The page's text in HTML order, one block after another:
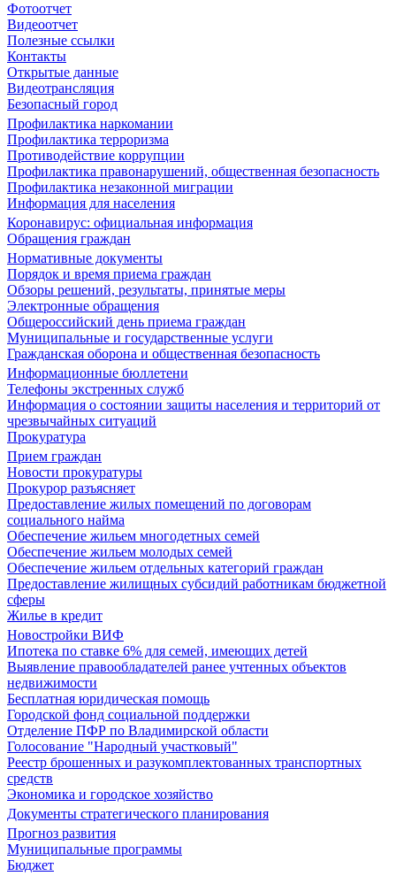
Фотоотчет
Видеоотчет
Полезные ссылки
Контакты
Открытые данные
Видеотрансляция
Безопасный город
Профилактика наркомании
Профилактика терроризма
Противодействие коррупции
Профилактика правонарушений, общественная безопасность
Профилактика незаконной миграции
Информация для населения
Коронавирус: официальная информация
Обращения граждан
Нормативные документы
Порядок и время приема граждан
Обзоры решений, результаты, принятые меры
Электронные обращения
Общероссийский день приема граждан
Муниципальные и государственные услуги
Гражданская оборона и общественная безопасность
Информационные бюллетени
Телефоны экстренных служб
Информация о состоянии защиты населения и территорий от
чрезвычайных ситуаций
Прокуратура
Прием граждан
Новости прокуратуры
Прокурор разъясняет
Предоставление жилых помещений по договорам
социального найма
Обеспечение жильем многодетных семей
Обеспечение жильем молодых семей
Обеспечение жильем отдельных категорий граждан
Предоставление жилищных субсидий работникам бюджетной
сферы
Жилье в кредит
Новостройки ВИФ
Ипотека по ставке 6% для семей, имеющих детей
Выявление правообладателей ранее учтенных объектов
недвижимости
Бесплатная юридическая помощь
Городской фонд социальной поддержки
Отделение ПФР по Владимирской области
Голосование "Народный участковый"
Реестр брошенных и разукомплектованных транспортных
средств
Экономика и городское хозяйство
Документы стратегического планирования
Прогноз развития
Муниципальные программы
Бюджет